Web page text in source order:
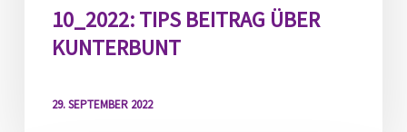
10_2022: TIPS BEITRAG ÜBER
KUNTERBUNT
29. SEPTEMBER 2022